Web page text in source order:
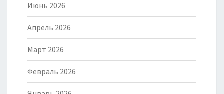
Июнь 2026
Апрель 2026
Март 2026
Февраль 2026